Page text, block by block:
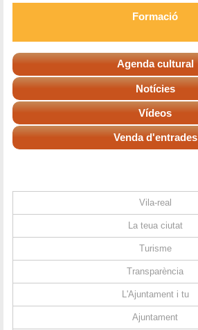
Formació
Agenda cultural
Notícies
Vídeos
Venda d'entrades
Vila-real
La teua ciutat
Turisme
Transparència
L'Ajuntament i tu
Ajuntament